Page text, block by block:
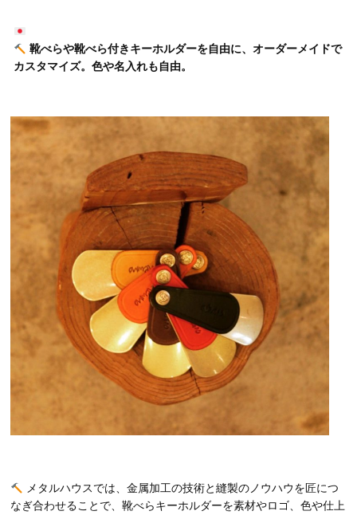
靴べらや靴べら付きキーホルダーを自由に、オーダーメイドで
カスタマイズ。色や名入れも自由。
メタルハウスでは、金属加工の技術と縫製のノウハウを匠につ
なぎ合わせることで、靴べらキーホルダーを素材やロゴ、色や仕上